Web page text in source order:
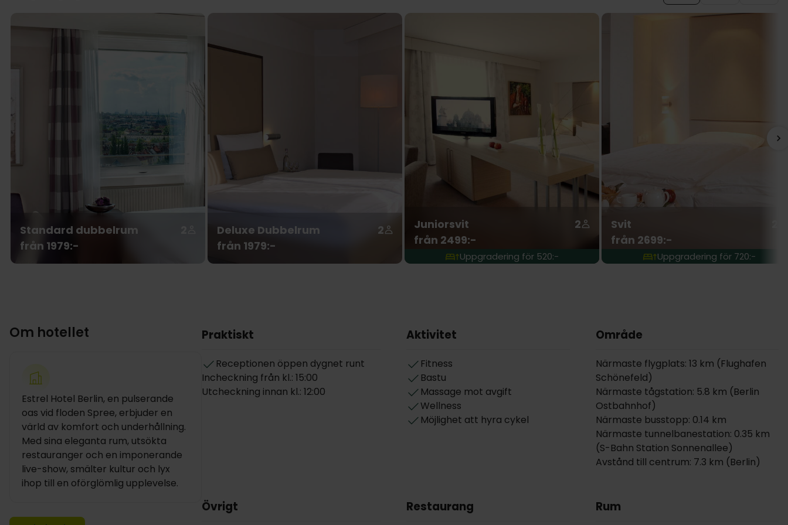
Standard dubbelrum
från 1979:-
Deluxe Dubbelrum
2
från 1979:-
Juniorsvit
2
från 2499:-
Uppgradering för 520:-
Svit
från 2699:-
Uppgradering för 720:-
Om hotellet
Estrel Hotel Berlin, en pulserande
oas vid floden Spree, erbjuder en
värld av komfort och underhållning.
Med sina eleganta rum, utsökta
restauranger och en imponerande
live-show, smälter kultur och lyx
ihop till en oförglömlig upplevelse.
Praktiskt
Receptionen öppen dygnet runt
Incheckning från kl.: 15:00
Utcheckning innan kl.: 12:00
Aktivitet
Fitness
Bastu
Massage mot avgift
Wellness
Möjlighet att hyra cykel
Område
Närmaste flygplats: 13 km (Flughafen
Schönefeld)
Närmaste tågstation: 5.8 km (Berlin
Ostbahnhof)
Närmaste busstopp: 0.14 km
Närmaste tunnelbanestation: 0.35 km
(S-Bahn Station Sonnenallee)
Avstånd till centrum: 7.3 km (Berlin)
Övrigt Restaurang Rum